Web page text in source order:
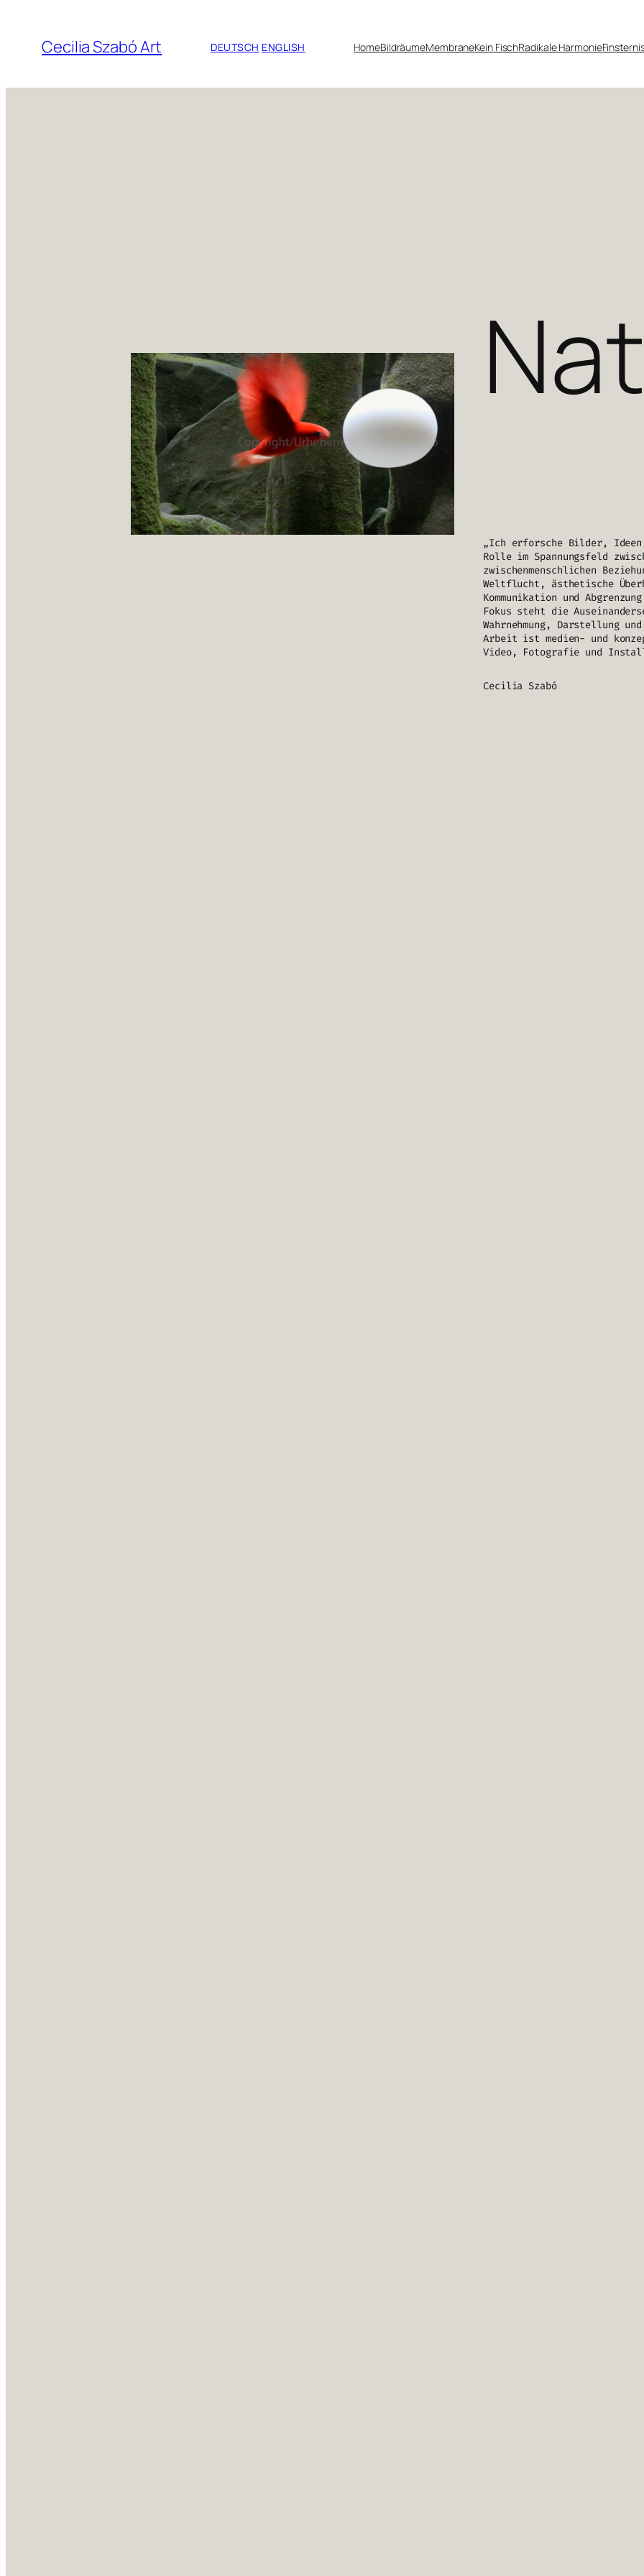
Inhalt
springen
Cecilia Szabó Art DEUTSCH ENGLISH HomeBildräumeMembraneKein FischRadikale Harmonie
„Ich erforsche Bilder,
Rolle im Spannungsfeld
zwischenmenschlichen
Weltflucht, ästhetische
Kommunikation und
Fokus steht die
Wahrnehmung, Darstellung
Arbeit ist medien- und
Video, Fotografie und
Cecilia Szabó